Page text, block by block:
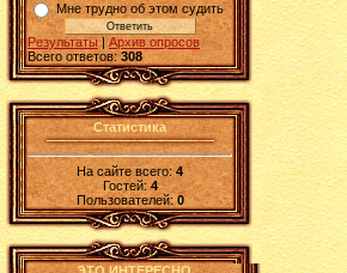
Мне трудно об этом судить
Результаты| Архив опросов
Всего ответов: 308
Статистика
На сайте всего:4
Гостей:4
Пользователей: 0